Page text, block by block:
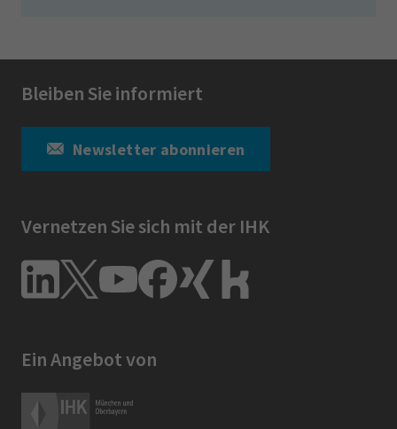
Bleiben Sie informiert
Newsletter abonnieren
Vernetzen Sie sich mit der IHK
Ein Angebot von